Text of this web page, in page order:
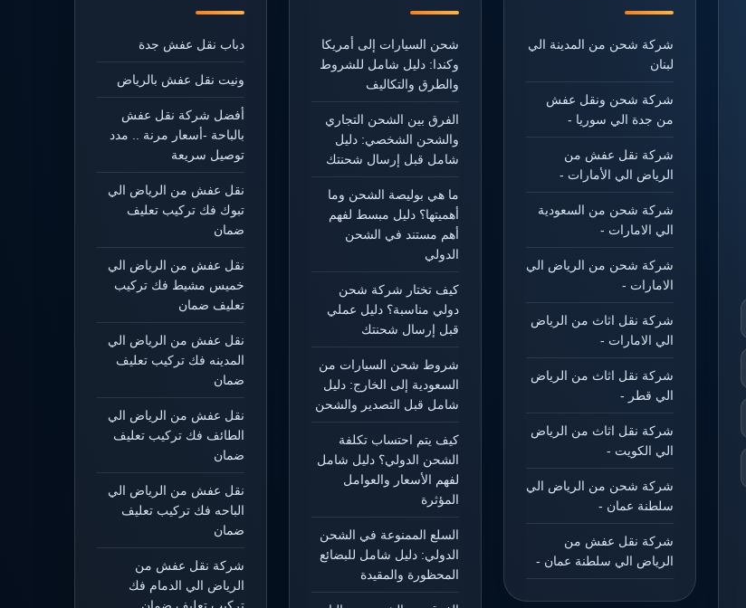
شركة شحن من المدينة الي
لبنان
شركة شحن ونقل عفش
من جدة الي سوريا -
شركة نقل عفش من
الرياض الي الأمارات -
شركة شحن من السعودية
الي الامارات -
شركة شحن من الرياض الي
الامارات -
شركة نقل اثاث من الرياض
الي الامارات -
شركة نقل اثاث من الرياض
الي قطر -
شركة نقل اثاث من الرياض
الي الكويت -
شركة شحن من الرياض الي
سلطنة عمان -
شركة نقل عفش من
الرياض الي سلطنة عمان -
شحن السيارات إلى أمريكا
وكندا: دليل شامل للشروط
والطرق والتكاليف
الفرق بين الشحن التجاري
والشحن الشخصي: دليل
شامل قبل إرسال شحنتك
ما هي بوليصة الشحن وما
أهميتها؟ دليل مبسط لفهم
أهم مستند في الشحن
الدولي
كيف تختار شركة شحن
دولي مناسبة؟ دليل عملي
قبل إرسال شحنتك
شروط شحن السيارات من
السعودية إلى الخارج: دليل
شامل قبل التصدير والشحن
كيف يتم احتساب تكلفة
الشحن الدولي؟ دليل شامل
لفهم الأسعار والعوامل
المؤثرة
السلع الممنوعة في الشحن
الدولي: دليل شامل للبضائع
المحظورة والمقيدة
دباب نقل عفش جدة
ونيت نقل عفش بالرياض
أفضل شركة نقل عفش
بالباحة -أسعار مرنة .. مدد
توصيل سريعة
نقل عفش من الرياض الي
تبوك فك تركيب تعليف
ضمان
نقل عفش من الرياض الي
خميس مشيط فك تركيب
تعليف ضمان
نقل عفش من الرياض الي
المدينه فك تركيب تعليف
ضمان
نقل عفش من الرياض الي
الطائف فك تركيب تعليف
ضمان
نقل عفش من الرياض الي
الباحه فك تركيب تعليف
ضمان
شركة نقل عفش من
الرياض الي الدمام فك